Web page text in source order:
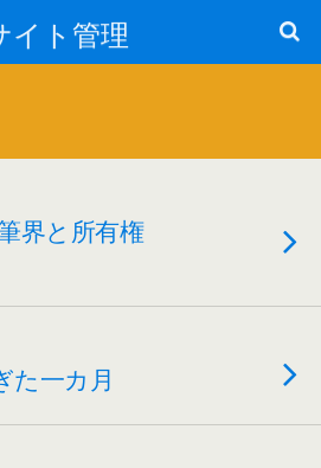
イト管理
界と所有権
た一カ月